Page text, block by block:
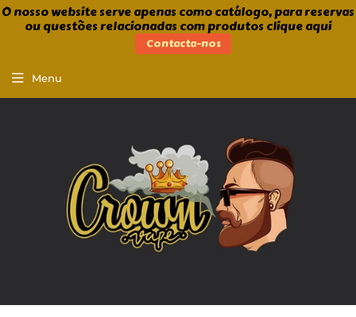
O nosso website serve apenas como catálogo, para reservas
ou questões relacionadas com produtos clique aqui
Contacta-nos
Menu